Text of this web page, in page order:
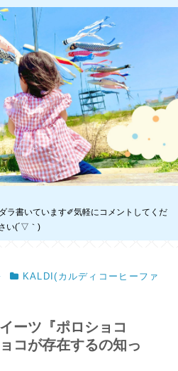
ラ書いています✐気軽にコメントしてくだ
い(´▽｀)
KALDI(カルディコーヒーファ
ーツ『ポロショコ
コが存在するの知っ